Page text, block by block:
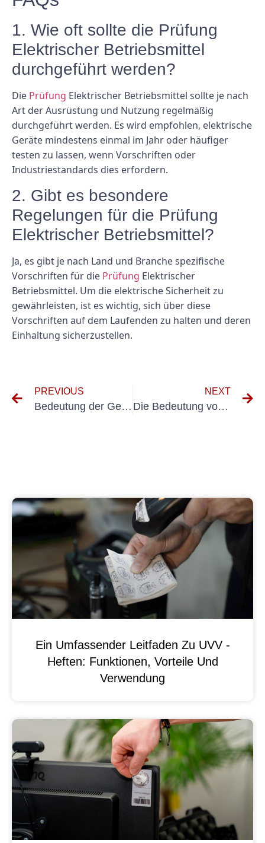
1. Wie oft sollte die Prüfung
Elektrischer Betriebsmittel
durchgeführt werden?
Die Prüfung Elektrischer Betriebsmittel sollte je nach
Art der Ausrüstung und Nutzung regelmäßig
durchgeführt werden. Es wird empfohlen, elektrische
Geräte mindestens einmal im Jahr oder häufiger
testen zu lassen, wenn Vorschriften oder
Industriestandards dies erfordern.
2. Gibt es besondere
Regelungen für die Prüfung
Elektrischer Betriebsmittel?
Ja, es gibt je nach Land und Branche spezifische
Vorschriften für die Prüfung Elektrischer
Betriebsmittel. Um die elektrische Sicherheit zu
gewährleisten, ist es wichtig, sich über diese
Vorschriften auf dem Laufenden zu halten und deren
Einhaltung sicherzustellen.
PREVIOUS
Bedeutung der Geräteprüfung nach DGUV V3 für die Arbeitssicherheit verstehen
NEXT
Die Bedeutung von Klausel 3602 in Rechtsverträgen verstehen
Ein Umfassender Leitfaden Zu UVV -
Heften: Funktionen, Vorteile Und
Verwendung